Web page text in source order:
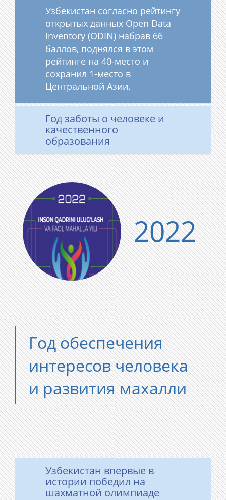
Узбекистан согласно рейтингу
открытых данных Open Data
Inventory (ODIN) набрав 66
баллов, поднялся в этом
рейтинге на 40-место и
сохранил 1-место в
Центральной Азии.
Год заботы о человеке и
качественного
образования
2022
Год обеспечения
интересов человека
и развития махалли
Узбекистан впервые в
истории победил на
шахматной олимпиаде